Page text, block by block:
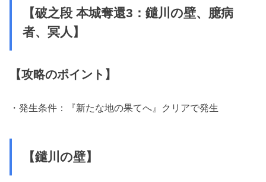
【破之段 本城奪還3：鑓川の壁、臆病
者、冥人】
【攻略のポイント】
・発生条件：『新たな地の果てへ』クリアで発生
【鑓川の壁】